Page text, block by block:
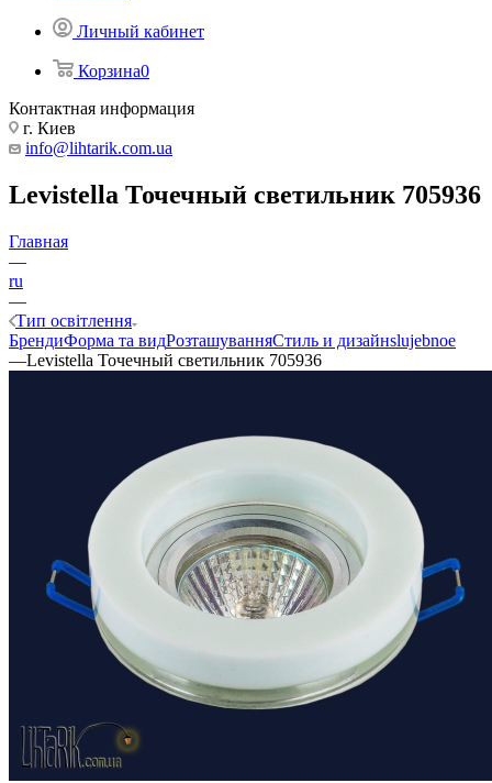
Личный кабинет
Корзина0
Контактная информация
г. Киев
info@lihtarik.com.ua
Levistella Точечный светильник 705936
Главная
—
ru
—
Тип освітлення
БрендиФорма та видРозташуванняСтиль и дизайнslujebnoe
—Levistella Точечный светильник 705936